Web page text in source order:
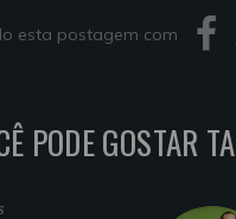
esta postagem com
PODE GOSTAR